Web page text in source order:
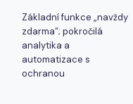
Základní funkce „navždy
zdarma“; pokročilá
analytika a
automatizace s
ochranou